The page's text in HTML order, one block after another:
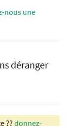
nous une
déranger
?? donnez-